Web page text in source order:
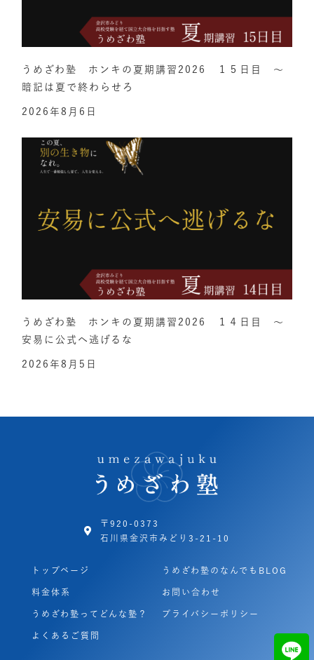
うめざわ塾 ホンキの夏期講習2026 １５日目 ～
暗記は夏で終わらせろ
2026年8月6日
うめざわ塾 ホンキの夏期講習2026 １４日目 ～
安易に公式へ逃げるな
2026年8月5日
〒920-0373
石川県金沢市みどり3-21-10
トップページ
料金体系
うめざわ塾ってどんな塾？
よくあるご質問
うめざわ塾のなんでもBLOG
お問い合わせ
プライバシーポリシー